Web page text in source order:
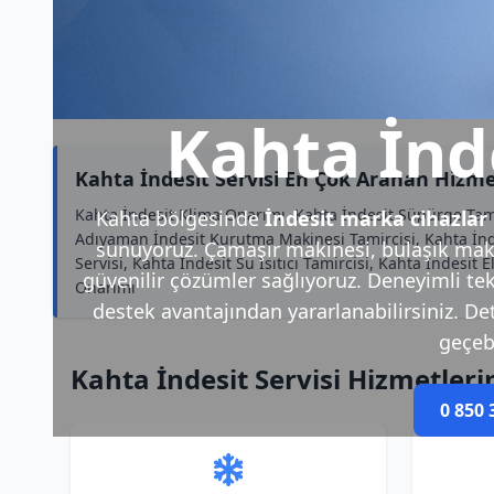
Kahta
Kahta bölgesindeİndesit marka cihazlar
sunuyoruz. Çamaşır makinesi, bulaşık
güvenilir çözümler sağlıyoruz. Deneyimli
destek avantajından yararlanabilirsiniz.
0 850
Kahta İndesit Servisi En Çok Aranan
Kahta İndesit Klima Onarımı, Kahta İndesit Süpürge
Adıyaman İndesit Kurutma Makinesi Tamircisi, Kahta
Servisi, Kahta İndesit Su Isıtıcı Tamircisi, Kahta İndesit
Onarımı
Kahta İndesit Servisi